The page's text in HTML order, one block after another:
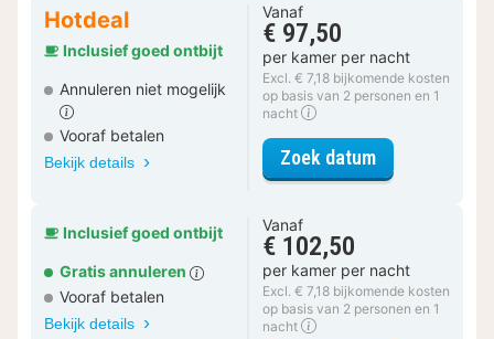
Hotdeal
Inclusief goed ontbijt
Annuleren niet mogelijk
Vooraf betalen
Bekijk details
Vanaf
€ 97,50
per kamer per nacht
Excl. € 7,18 bijkomende kosten
op basis van 2 personen en 1
nacht
Zoek datumvoor
Inclusief goed ontbijt
Gratis annuleren
Vooraf betalen
Bekijk details
Vanaf
€ 102,50
per kamer per nacht
Excl. € 7,18 bijkomende kosten
op basis van 2 personen en 1
nacht